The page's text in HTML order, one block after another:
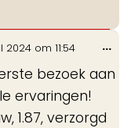
2024 om 11:54
bezoek aan
ervaringen!
1.87, verzorgd
...